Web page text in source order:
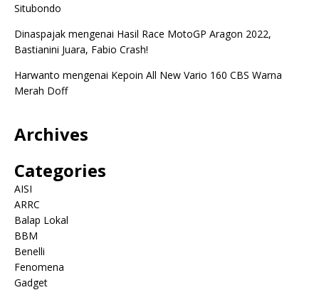
Situbondo
Dinaspajak mengenai Hasil Race MotoGP Aragon 2022,
Bastianini Juara, Fabio Crash!
Harwanto mengenai Kepoin All New Vario 160 CBS Warna
Merah Doff
Archives
Categories
AISI
ARRC
Balap Lokal
BBM
Benelli
Fenomena
Gadget